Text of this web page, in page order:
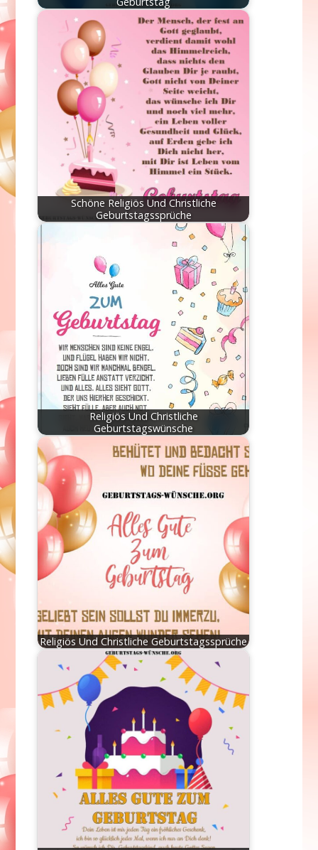
Schöne Religiös Und Christliche
Geburtstagssprüche
Religiös Und Christliche
Geburtstagswünsche
Religiös Und Christliche Geburtstagssprüche